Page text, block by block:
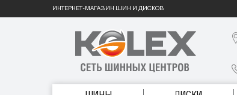
ИНТЕРНЕТ-МАГАЗИН ШИН И ДИСКОВ